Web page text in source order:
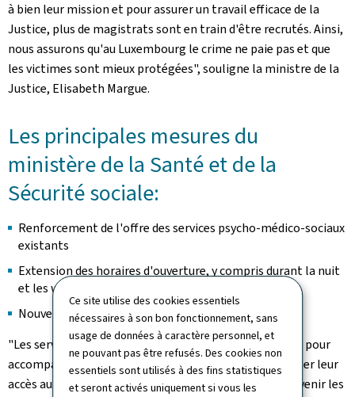
Ce site utilise des cookies essentiels
nécessaires à son bon fonctionnement, sans
usage de données à caractère personnel, et
ne pouvant pas être refusés. Des cookies non
essentiels sont utilisés à des fins statistiques
et seront activés uniquement si vous les
à bien leur mission et pour assurer un travail efficace de la
Justice, plus de magistrats sont en train d'être recrutés. Ainsi,
nous assurons qu'au Luxembourg le crime ne paie pas et que
les victimes sont mieux protégées", souligne la ministre de la
Justice, Elisabeth Margue.
Les principales mesures du
ministère de la Santé et de la
Sécurité sociale:
Renforcement de l'offre des services psycho-médico-sociaux
existants
Extension des horaires d'ouverture, y compris durant la nuit
et les week-ends
Nouvelles structures pour l'Abrigado
"Les services psycho-médico-sociaux jouent un rôle clé pour
accompagner les personnes en grande détresse, faciliter leur
accès aux soins et soutenir leur stabilisation. Pour prévenir les